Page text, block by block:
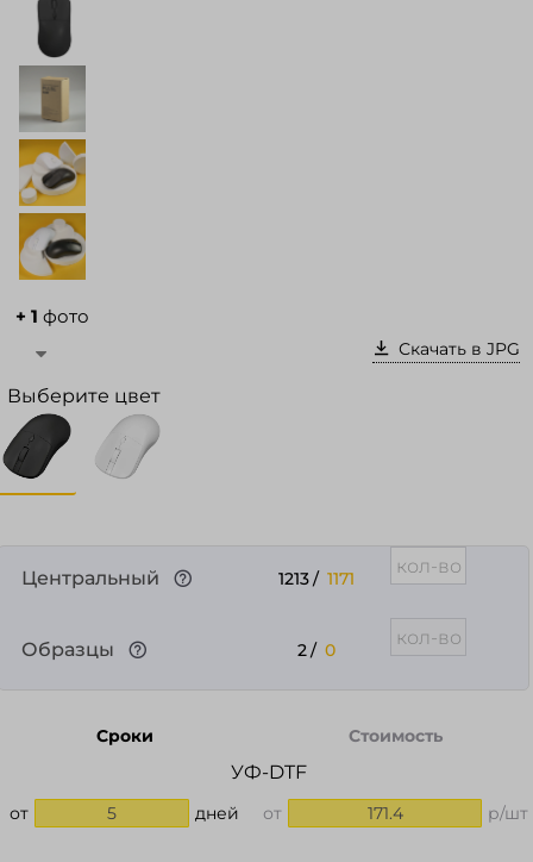
+ 1 фото
Скачать в JPG
Выберите цвет
Центральный
Образцы
1213/ 1171
2/ 0
Сроки Стоимость
УФ-DTF
от 5 дней от 171.4 р/шт